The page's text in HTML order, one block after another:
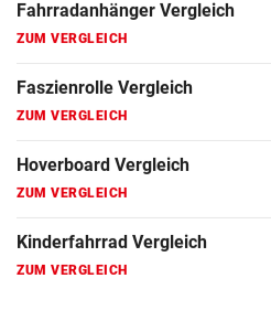
ZUM VERGLEICH
ZUM VERGLEICH
ZUM VERGLEICH
ZUM VERGLEICH